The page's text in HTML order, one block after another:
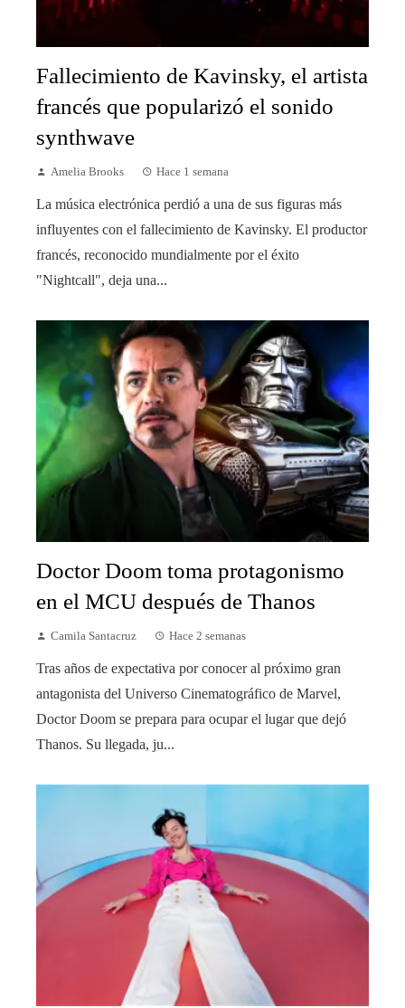
Fallecimiento de Kavinsky, el artista
francés que popularizó el sonido
synthwave
Amelia Brooks Hace 1 semana
La música electrónica perdió a una de sus figuras más
influyentes con el fallecimiento de Kavinsky. El productor
francés, reconocido mundialmente por el éxito
"Nightcall", deja una...
Doctor Doom toma protagonismo
en el MCU después de Thanos
Camila Santacruz Hace 2 semanas
Tras años de expectativa por conocer al próximo gran
antagonista del Universo Cinematográfico de Marvel,
Doctor Doom se prepara para ocupar el lugar que dejó
Thanos. Su llegada, ju...